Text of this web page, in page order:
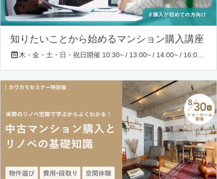
知りたいことから始めるマンション購入講座